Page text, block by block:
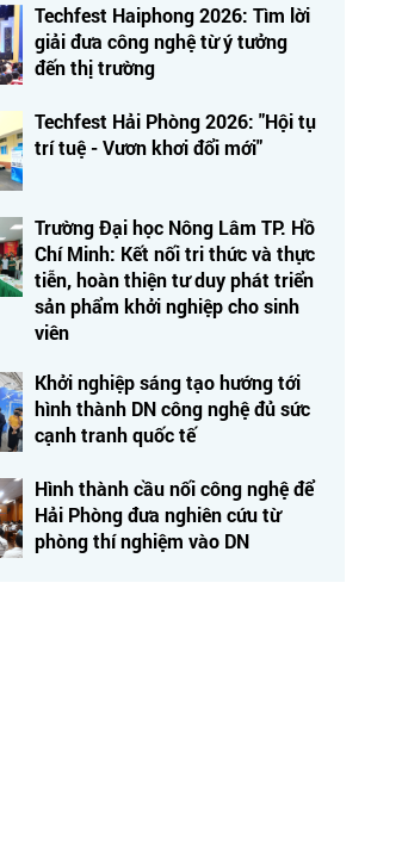
Techfest Haiphong 2026: Tìm lời
giải đưa công nghệ từ ý tưởng
đến thị trường
Techfest Hải Phòng 2026: "Hội tụ
trí tuệ - Vươn khơi đổi mới"
Trường Đại học Nông Lâm TP. Hồ
Chí Minh: Kết nối tri thức và thực
tiễn, hoàn thiện tư duy phát triển
sản phẩm khởi nghiệp cho sinh
viên
Khởi nghiệp sáng tạo hướng tới
hình thành DN công nghệ đủ sức
cạnh tranh quốc tế
Hình thành cầu nối công nghệ để
Hải Phòng đưa nghiên cứu từ
phòng thí nghiệm vào DN